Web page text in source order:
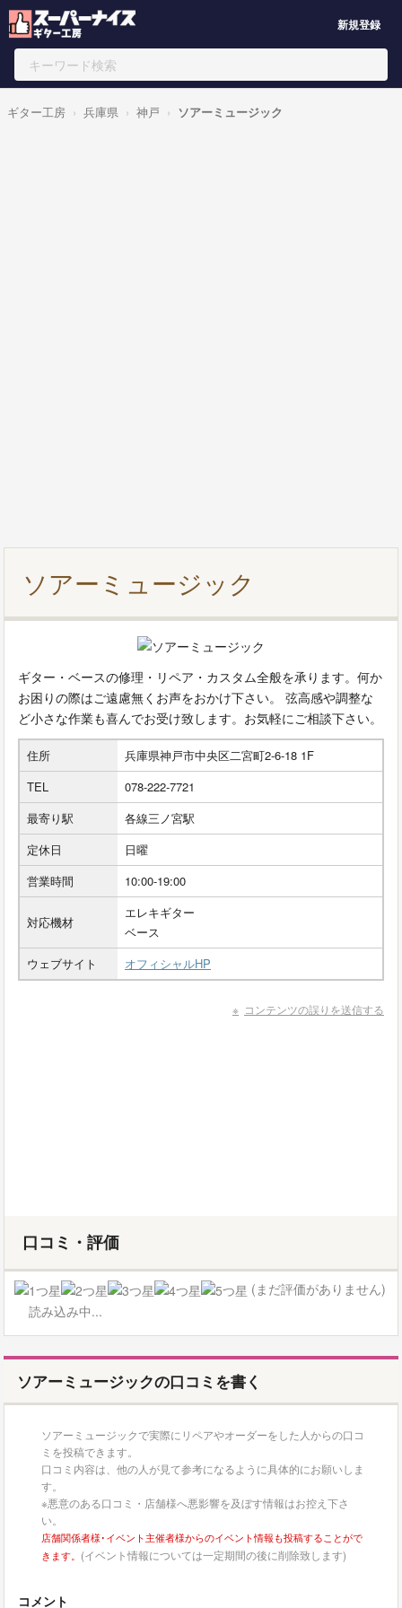
新規登録
ギター工房 兵庫県 神戸 ソアーミュージック
ソアーミュージック
ギター・ベースの修理・リペア・カスタム全般を承ります。何か
お困りの際はご遠慮無くお声をおかけ下さい。 弦高感や調整な
ど小さな作業も喜んでお受け致します。お気軽にご相談下さい。
住所
兵庫県神戸市中央区二宮町2-6-18 1F
TEL
078-222-7721
最寄り駅
各線三ノ宮駅
定休日
日曜
営業時間
10:00-19:00
対応機材
エレキギター
ベース
ウェブサイト
オフィシャルHP
コンテンツの誤りを送信する
口コミ・評価
(まだ評価がありません)
読み込み中...
ソアーミュージックの口コミを書く
ソアーミュージックで実際にリペアやオーダーをした人からの口コ
ミを投稿できます。
口コミ内容は、他の人が見て参考になるように具体的にお願いしま
す。
※悪意のある口コミ・店舗様へ悪影響を及ぼす情報はお控え下さ
い。
店舗関係者様･イベント主催者様からのイベント情報も投稿することがで
きます。 (イベント情報については一定期間の後に削除致します)
コメント